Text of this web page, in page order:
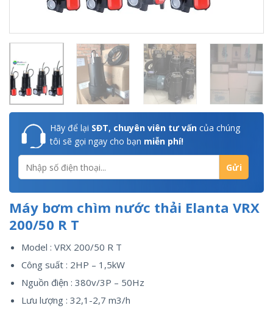
Hãy để lại SĐT, chuyên viên tư vấn của chúng
tôi sẽ gọi ngay cho bạn miễn phí!
Máy bơm chìm nước thải Elanta VRX
200/50 R T
Model : VRX 200/50 R T
Công suất : 2HP – 1,5kW
Nguồn điện : 380v/3P – 50Hz
Lưu lượng : 32,1-2,7 m3/h